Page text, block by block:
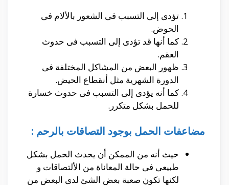
تؤدى إلى التسبب فى الشعور بالألام فى
الحوض.
كما أنها قد تؤدى إلى التسبب فى حدوث
العقم.
ظهور البعض من المشاكل المختلفة فى
الدورة الشهرية مثل أنقطاع الحيض.
كما أنه يؤدى إلى التسبب فى حدوث خسارة
للحمل بشكل متكرر.
مضاعفات الحمل بوجود التصاقات بالرحم :
حيث أنه من الممكن أن يحدث الحمل بشكل
طبيعى فى حالة المعاناة من الألتصاقات و
لكنها تكون صعبة بعض الشئ لدى البعض من